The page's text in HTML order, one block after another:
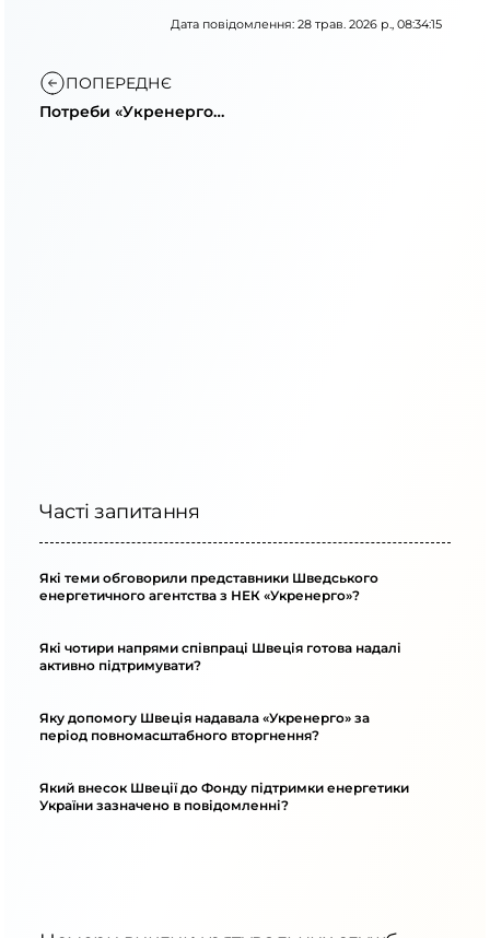
Дата повідомлення: 28 трав. 2026 р., 08:34:15
ПОПЕРЕДНЄ
Потреби «Укренерго»
Часті запитання
Які теми обговорили представники Шведського
енергетичного агентства з НЕК «Укренерго»?
Які чотири напрями співпраці Швеція готова надалі
активно підтримувати?
Яку допомогу Швеція надавала «Укренерго» за
період повномасштабного вторгнення?
Який внесок Швеції до Фонду підтримки енергетики
України зазначено в повідомленні?